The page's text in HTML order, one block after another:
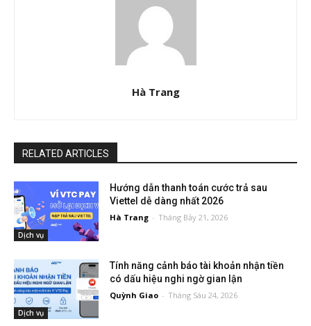
Hà Trang
RELATED ARTICLES
Dịch vụ
Hướng dẫn thanh toán cước trả sau
Viettel dễ dàng nhất 2026
Hà Trang - Tháng Bảy 21, 2026
Dịch vụ
Tính năng cảnh báo tài khoản nhận tiền
có dấu hiệu nghi ngờ gian lận
Quỳnh Giao - Tháng Sáu 24, 2026